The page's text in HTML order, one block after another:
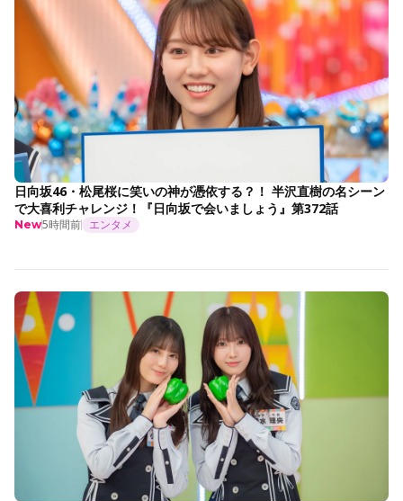
日向坂46・松尾桜に笑いの神が憑依する？！ 半沢直樹の名シーン
で大喜利チャレンジ！『日向坂で会いましょう』第372話
New5時間前 エンタメ